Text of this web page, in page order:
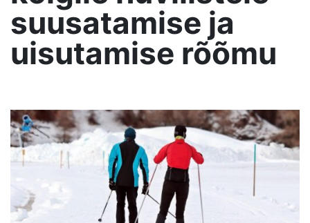
suusatamise ja
uisutamise rõõmu